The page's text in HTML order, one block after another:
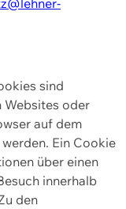
sind
Websites oder
auf dem
Ein Cookie
über einen
innerhalb
den